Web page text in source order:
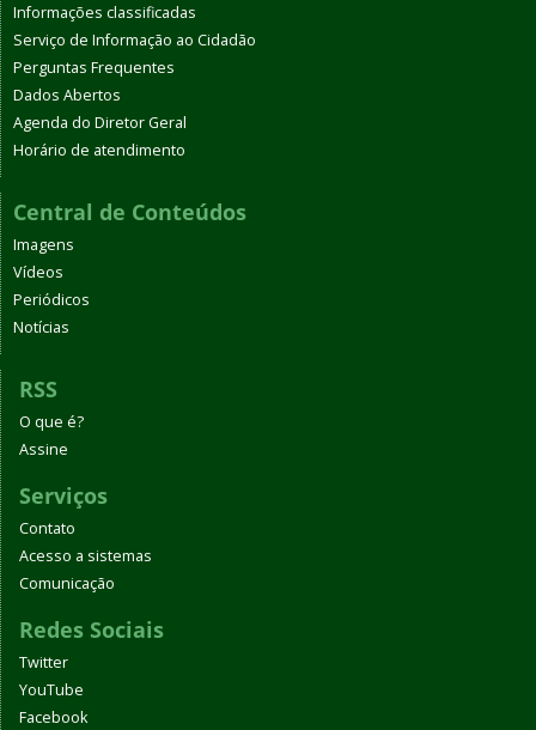
Informações classificadas
Serviço de Informação ao Cidadão
Perguntas Frequentes
Dados Abertos
Agenda do Diretor Geral
Horário de atendimento
Central de Conteúdos
Imagens
Vídeos
Periódicos
Notícias
RSS
O que é?
Assine
Serviços
Contato
Acesso a sistemas
Comunicação
Redes Sociais
Twitter
YouTube
Facebook